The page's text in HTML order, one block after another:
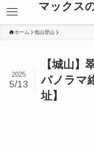
マックス
ホーム 低山登山
【城山】
パノラマ
址】
2025
5/13